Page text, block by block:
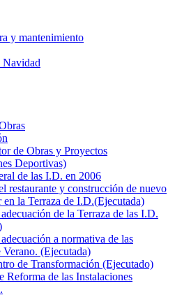
y mantenimiento
Navidad
de Obras y Proyectos
Deportivas)
de las I.D. en 2006
restaurante y construcción de nuevo
la Terraza de I.D.(Ejecutada)
de la Terraza de las I.D.
a normativa de las
Verano. (Ejecutada)
de Transformación (Ejecutado)
Reforma de las Instalaciones